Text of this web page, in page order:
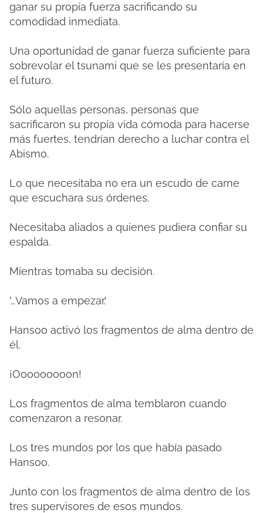
ganar su propia fuerza sacrificando su
comodidad inmediata.
Una oportunidad de ganar fuerza suficiente para
sobrevolar el tsunami que se les presentaría en
el futuro.
Sólo aquellas personas, personas que
sacrificaron su propia vida cómoda para hacerse
más fuertes, tendrían derecho a luchar contra el
Abismo.
Lo que necesitaba no era un escudo de carne
que escuchara sus órdenes.
Necesitaba aliados a quienes pudiera confiar su
espalda.
Mientras tomaba su decisión.
'…Vamos a empezar.'
Hansoo activó los fragmentos de alma dentro de
él.
¡Ooooooooon!
Los fragmentos de alma temblaron cuando
comenzaron a resonar.
Los tres mundos por los que había pasado
Hansoo.
Junto con los fragmentos de alma dentro de los
tres supervisores de esos mundos.